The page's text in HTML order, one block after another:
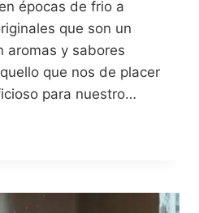
épocas de frio a
que son un
aromas y sabores
que nos de placer
para nuestro…